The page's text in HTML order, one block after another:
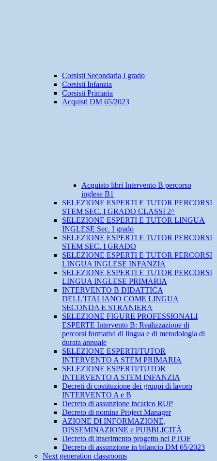
Corsisti Secondaria I grado
Corsisti Infanzia
Corsisti Primaria
Acquisti DM 65/2023
Acquisto libri Intervento B percorso
inglese B1
SELEZIONE ESPERTI E TUTOR PERCORSI
STEM SEC. I GRADO CLASSI 2^
SELEZIONE ESPERTI E TUTOR LINGUA
INGLESE Sec. I grado
SELEZIONE ESPERTI E TUTOR PERCORSI
STEM SEC. I GRADO
SELEZIONE ESPERTI E TUTOR PERCORSI
LINGUA INGLESE INFANZIA
SELEZIONE ESPERTI E TUTOR PERCORSI
LINGUA INGLESE PRIMARIA
INTERVENTO B DIDATTICA
DELL’ITALIANO COME LINGUA
SECONDA E STRANIERA
SELEZIONE FIGURE PROFESSIONALI
ESPERTE Intervento B: Realizzazione di
percorsi formativi di lingua e di metodologia di
durata annuale
SELEZIONE ESPERTI/TUTOR
INTERVENTO A STEM PRIMARIA
SELEZIONE ESPERTI/TUTOR
INTERVENTO A STEM INFANZIA
Decreti di costituzione dei gruppi di lavoro
INTERVENTO A e B
Decreto di assunzione incarico RUP
Decreto di nomina Project Manager
AZIONE DI INFORMAZIONE,
DISSEMINAZIONE e PUBBLICITÀ
Decreto di inserimento progetto nel PTOF
Decreto di assunzione in bilancio DM 65/2023
Next generation classrooms